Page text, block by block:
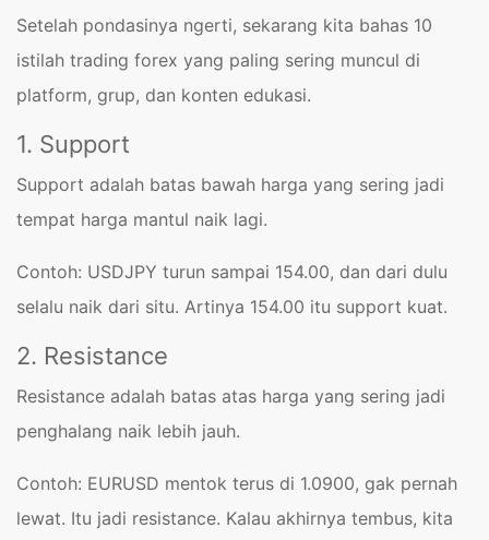
Setelah pondasinya ngerti, sekarang kita bahas 10
istilah trading forex yang paling sering muncul di
platform, grup, dan konten edukasi.
1. Support
Support adalah batas bawah harga yang sering jadi
tempat harga mantul naik lagi.
Contoh: USDJPY turun sampai 154.00, dan dari dulu
selalu naik dari situ. Artinya 154.00 itu support kuat.
2. Resistance
Resistance adalah batas atas harga yang sering jadi
penghalang naik lebih jauh.
Contoh: EURUSD mentok terus di 1.0900, gak pernah
lewat. Itu jadi resistance. Kalau akhirnya tembus, kita